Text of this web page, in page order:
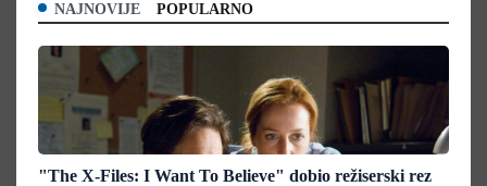
NAJNOVIJE POPULARNO
"The X-Files: I Want To Believe" dobio režiserski rez